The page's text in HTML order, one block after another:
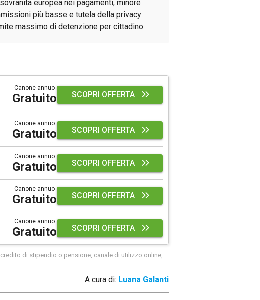
europea nei pagamenti, minore
più basse e tutela della privacy
massimo di detenzione per cittadino.
Canone annuo
Gratuito SCOPRI OFFERTA
Canone annuo
Gratuito SCOPRI OFFERTA
Canone annuo
Gratuito SCOPRI OFFERTA
Canone annuo
Gratuito SCOPRI OFFERTA
Canone annuo
Gratuito SCOPRI OFFERTA
di stipendio o pensione, canale di utilizzo online,
A cura di: Luana Galanti